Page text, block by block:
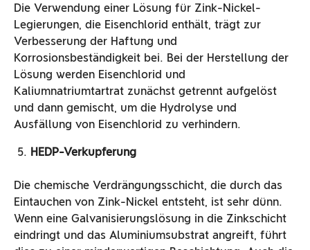
Die Verwendung einer Lösung für Zink-Nickel-
Legierungen, die Eisenchlorid enthält, trägt zur
Verbesserung der Haftung und
Korrosionsbeständigkeit bei. Bei der Herstellung der
Lösung werden Eisenchlorid und
Kaliumnatriumtartrat zunächst getrennt aufgelöst
und dann gemischt, um die Hydrolyse und
Ausfällung von Eisenchlorid zu verhindern.
HEDP-Verkupferung
Die chemische Verdrängungsschicht, die durch das
Eintauchen von Zink-Nickel entsteht, ist sehr dünn.
Wenn eine Galvanisierungslösung in die Zinkschicht
eindringt und das Aluminiumsubstrat angreift, führt